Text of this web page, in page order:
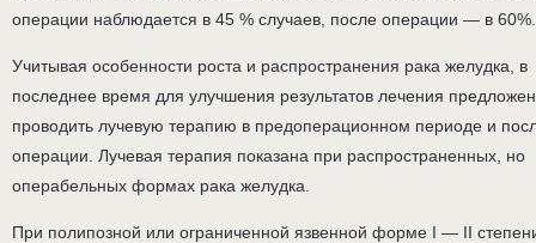
операции наблюдается в 45 % случаев, после операции — в 60%.
Учитывая особенности роста и распространения рака желудка, в
последнее время для улучшения результатов лечения
проводить лучевую терапию в предоперационном периоде и
операции. Лучевая терапия показана при распространенных, но
операбельных формах рака желудка.
При полипозной или ограниченной язвенной форме I — II